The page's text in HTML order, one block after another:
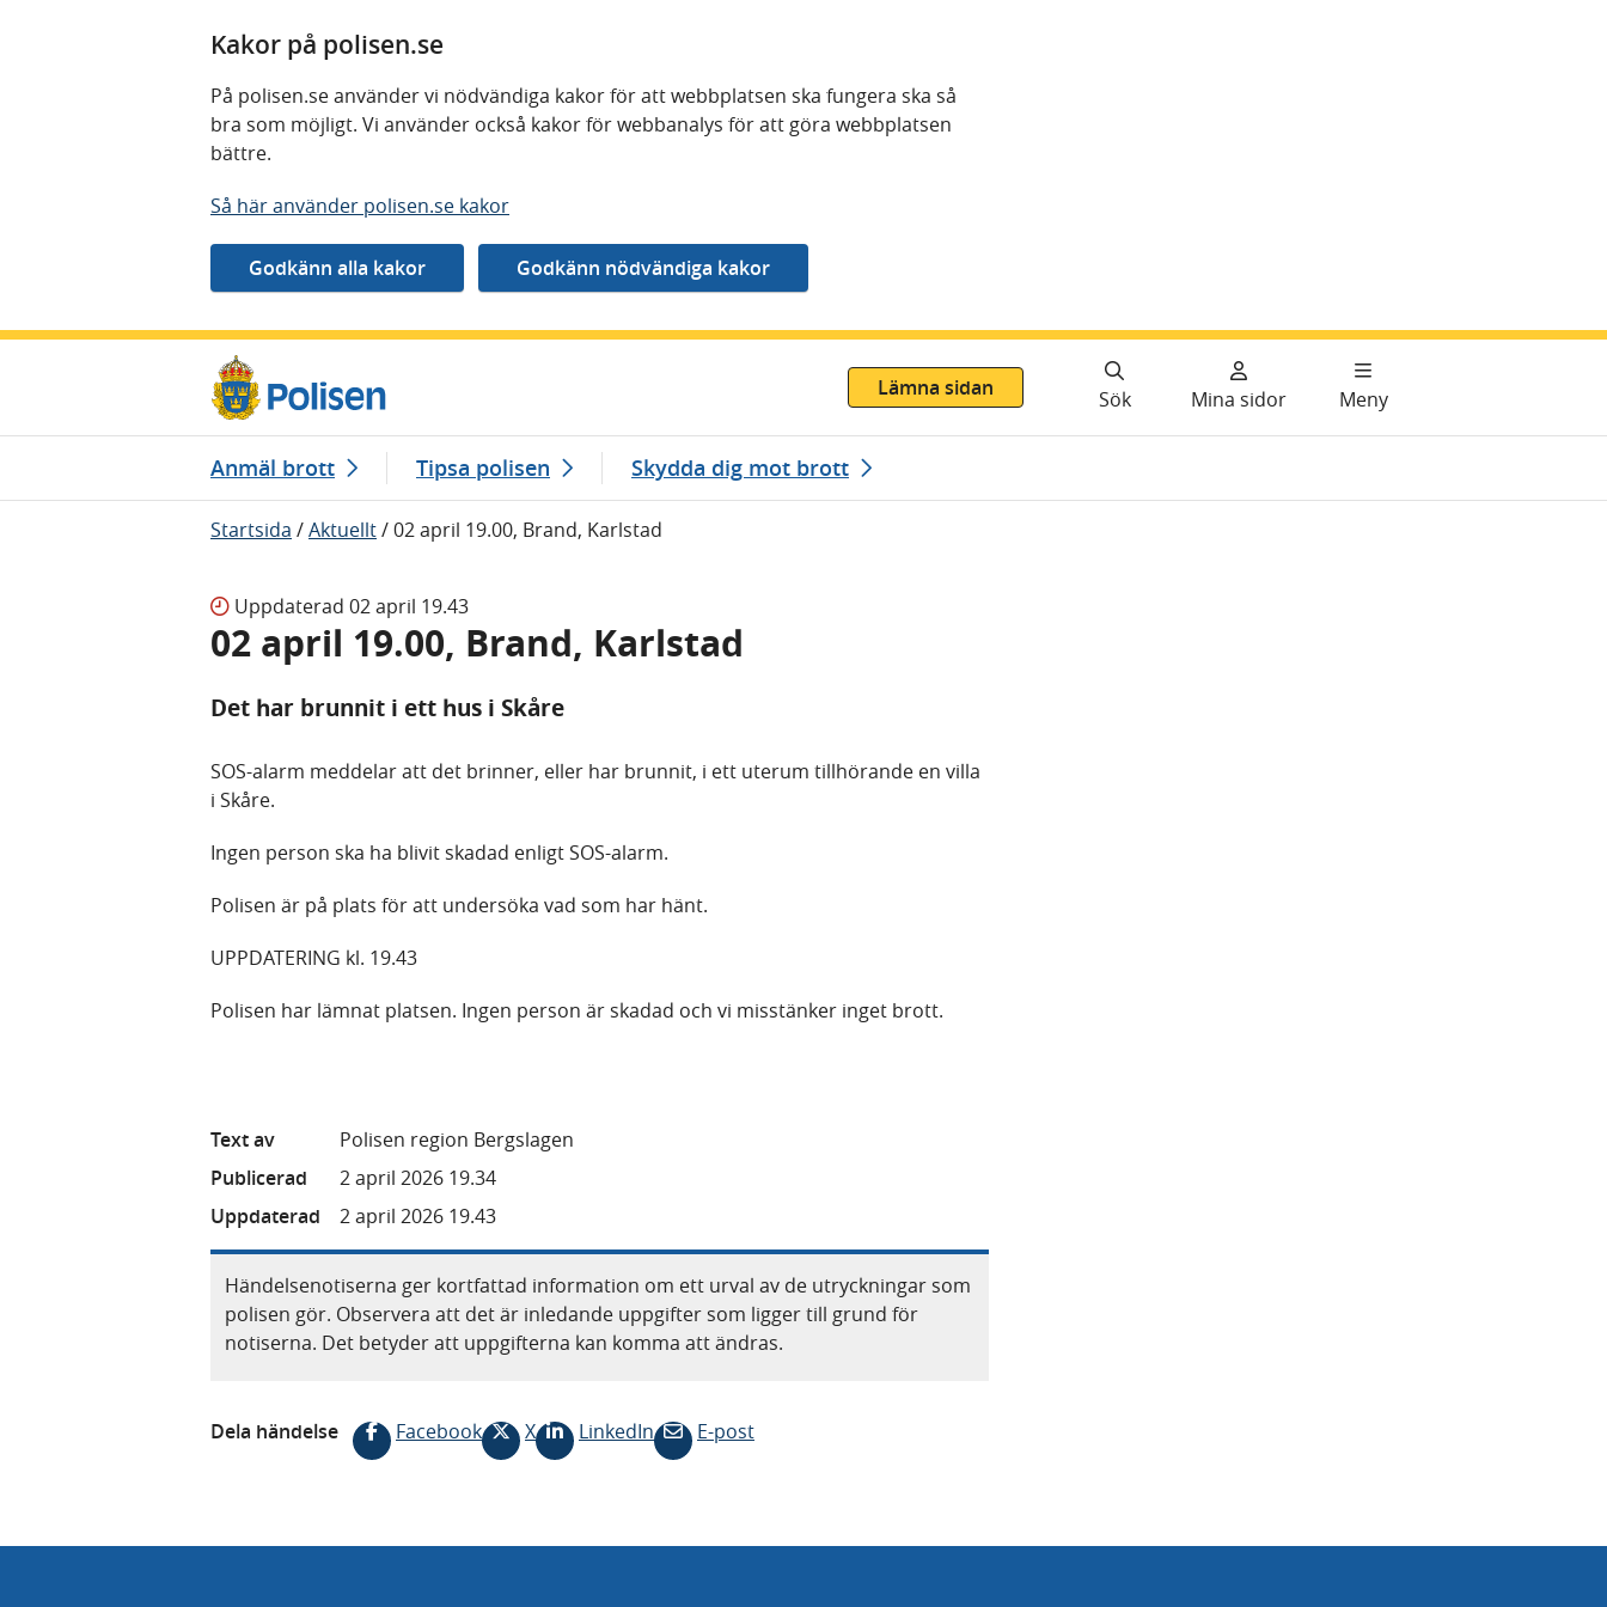
Kakor på polisen.se
På polisen.se använder vi nödvändiga kakor för att webbplatsen ska fungera ska så
bra som möjligt. Vi använder också kakor för webbanalys för att göra webbplatsen
bättre.
Så här använder polisen.se kakor
Lämna sidan
Sök Mina sidor Meny
Anmäl brott Tipsa polisen Skydda dig mot brott
Startsida /Aktuellt/02 april 19.00, Brand, Karlstad
Uppdaterad 02 april 19.43
02 april 19.00, Brand, Karlstad
Det har brunnit i ett hus i Skåre
SOS-alarm meddelar att det brinner, eller har brunnit, i ett uterum tillhörande en villa
i Skåre.
Ingen person ska ha blivit skadad enligt SOS-alarm.
Polisen är på plats för att undersöka vad som har hänt.
UPPDATERING kl. 19.43
Polisen har lämnat platsen. Ingen person är skadad och vi misstänker inget brott.
Text av
Polisen region Bergslagen
Publicerad
2 april 2026 19.34
Uppdaterad
2 april 2026 19.43
Händelsenotiserna ger kortfattad information om ett urval av de utryckningar som
polisen gör. Observera att det är inledande uppgifter som ligger till grund för
notiserna. Det betyder att uppgifterna kan komma att ändras.
Dela händelse Facebook X LinkedIn E-post